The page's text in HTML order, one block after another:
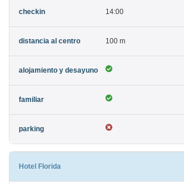
14:00
100 m
Hotel Florida